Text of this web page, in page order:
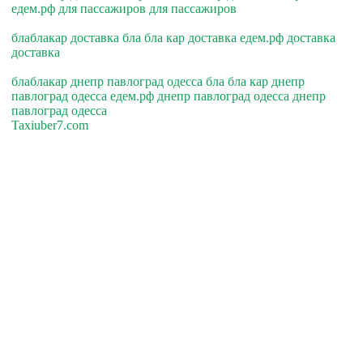
едем.рф для пассажиров для пассажиров
блаблакар доставка бла бла кар доставка едем.рф доставка
доставка
блаблакар днепр павлоград одесса бла бла кар днепр
павлоград одесса едем.рф днепр павлоград одесса днепр
павлоград одесса
Taxiuber7.com